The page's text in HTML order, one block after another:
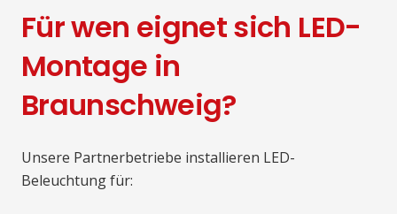
Für wen eignet sich LED-
Montage in
Braunschweig?
Unsere Partnerbetriebe installieren LED-
Beleuchtung für: